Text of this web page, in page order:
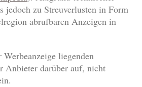
jedoch zu Streuverlusten in Form
abrufbaren Anzeigen in
liegenden
Anbieter darüber auf, nicht